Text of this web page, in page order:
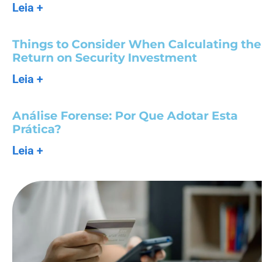
Leia +
Things to Consider When Calculating the
Return on Security Investment
Leia +
Análise Forense: Por Que Adotar Esta
Prática?
Leia +